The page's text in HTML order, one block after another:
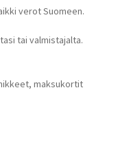
verot Suomeen.
tai valmistajalta.
maksukortit